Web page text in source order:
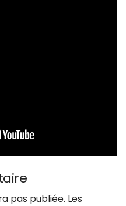
pas publiée. Les